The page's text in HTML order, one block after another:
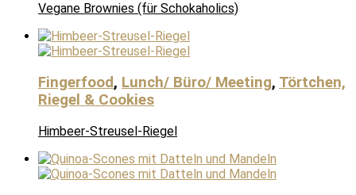
Vegane Brownies (für Schokaholics)
Fingerfood, Lunch/ Büro/ Meeting, Törtchen,
Riegel & Cookies
Himbeer-Streusel-Riegel